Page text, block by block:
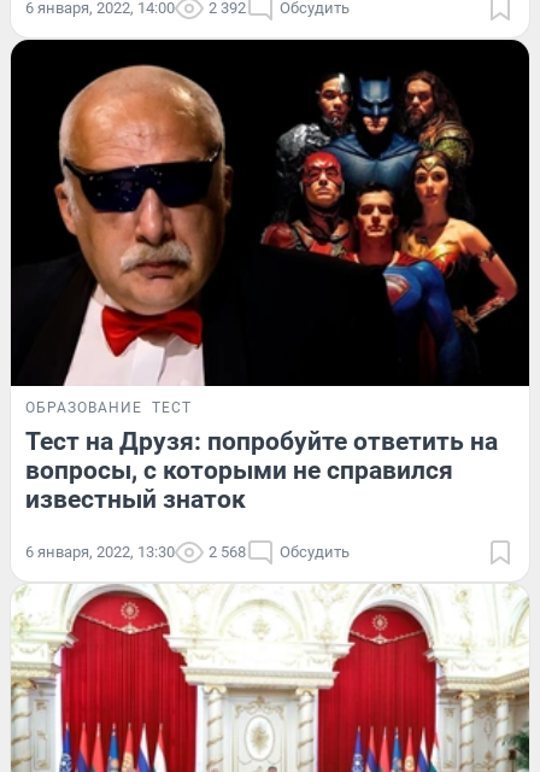
6 января, 2022, 14:00 2 392 Обсудить
ОБРАЗОВАНИЕ ТЕСТ
Тест на Друзя: попробуйте ответить на
вопросы, с которыми не справился
известный знаток
6 января, 2022, 13:30 2 568 Обсудить